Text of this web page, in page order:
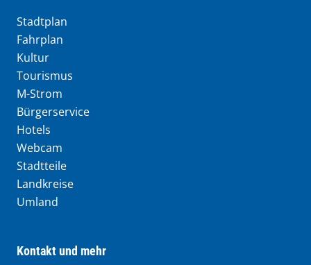
Stadtplan
Fahrplan
Kultur
Tourismus
M-Strom
Bürgerservice
Hotels
Webcam
Stadtteile
Landkreise
Umland
Kontakt und mehr